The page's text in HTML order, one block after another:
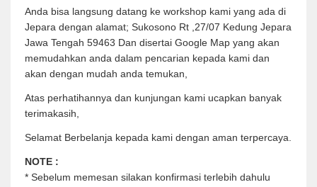
Anda bisa langsung datang ke workshop kami yang ada di
Jepara dengan alamat; Sukosono Rt ,27/07 Kedung Jepara
Jawa Tengah 59463 Dan disertai Google Map yang akan
memudahkan anda dalam pencarian kepada kami dan
akan dengan mudah anda temukan,
Atas perhatihannya dan kunjungan kami ucapkan banyak
terimakasih,
Selamat Berbelanja kepada kami dengan aman terpercaya.
NOTE :
* Sebelum memesan silakan konfirmasi terlebih dahulu